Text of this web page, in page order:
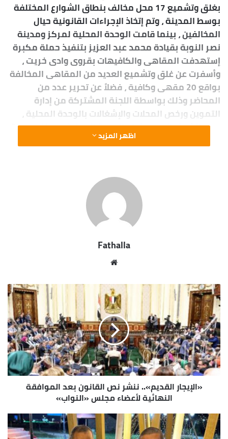
بغلق وتشميع 17 محل مخالف بنطاق الشوارع المختلفة
بوسط المدينة ، وتم إتخاذ الإجراءات القانونية حيال
المخالفين ، بينما قامت الوحدة المحلية لمركز ومدينة
نصر النوبة بقيادة محمد عبد العزيز بتنفيذ حملة مكبرة
إستهدفت المقاهى والكافيهات بقروى وادى خريت ،
وأسفرت عن غلق وتشميع العديد من المقاهى المخالفة
بواقع 20 مقهى وكافية ، فضلاً عن تحرير عدد من
المحاضر وذلك بواسطة اللجنة المشتركة من إدارة
التموين ورخص المحلات والإشغالات بالوحدة المحلية ،
وهو الذى توازى مع قيام الوحدة المحلية بمركز ومدينة
اظهر المزيد
Fathalla
الوي
ب
«الإيجار القديم».. ننشر نص القانون بعد الموافقة
النهائية لأعضاء مجلس «النواب»